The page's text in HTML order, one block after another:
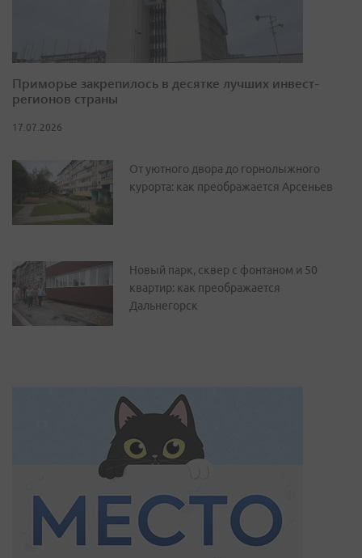
Приморье закрепилось в десятке лучших инвест-
регионов страны
17.07.2026
От уютного двора до горнолыжного
курорта: как преображается Арсеньев
Новый парк, сквер с фонтаном и 50
квартир: как преображается
Дальнегорск